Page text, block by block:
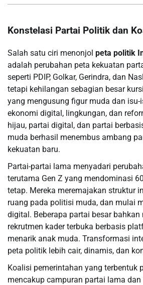
Konstelasi Partai Politik dan
Salah satu ciri menonjol peta politik
adalah perubahan peta kekuatan
seperti PDIP, Golkar, Gerindra, dan
tetapi kehilangan sebagian besar
yang mengusung figur muda dan isu-
ekonomi digital, lingkungan, dan
hijau, partai digital, dan partai
muda berhasil menembus ambang
kekuatan baru.
Partai-partai lama menyadari
terutama Gen Z yang mendominasi
tetap. Mereka meremajakan struktur
ruang pada politisi muda, dan mulai
digital. Beberapa partai besar
rekrutmen kader terbuka berbasis
menarik anak muda. Transformasi
peta politik lebih cair, dinamis, dan
Koalisi pemerintahan yang terbentuk
mencakup campuran partai lama dan